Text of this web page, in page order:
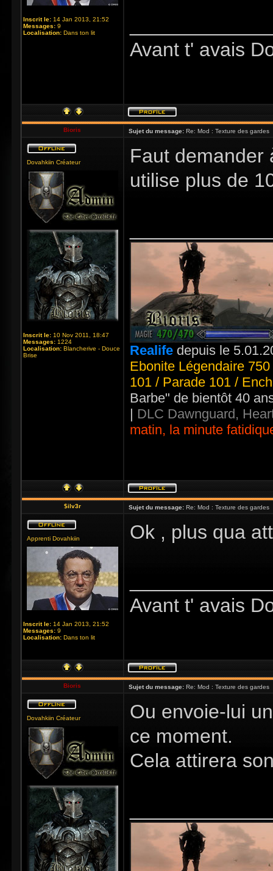
Inscrit le: 14 Jan 2013, 21:52
Messages: 9
Localisation: Dans ton lit
Avant t' avais
Bioris Sujet du message: Re: Mod : Texture des gardes
Dovahkiin Créateur
Inscrit le: 10 Nov 2011, 18:47
Messages: 1224
Localisation: Blancherive - Douce
Brise
Faut demander
utilise plus de
Realife depuis le
Ebonite Légendaire
101 / Parade 101 /
Barbe" de bientôt 40
| DLC Dawnguard,
matin, la minute
$ilv3r Sujet du message: Re: Mod : Texture des gardes
Apprenti Dovahkiin
Inscrit le: 14 Jan 2013, 21:52
Messages: 9
Localisation: Dans ton lit
Ok , plus qua
Avant t' avais
Bioris Sujet du message: Re: Mod : Texture des gardes
Dovahkiin Créateur
Ou envoie-lui
ce moment.
Cela attirera